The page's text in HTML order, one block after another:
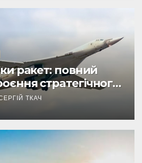
ракет: повний
стратегічного
ТКАЧ